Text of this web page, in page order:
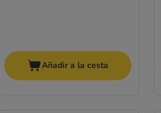
Añadir a la cesta